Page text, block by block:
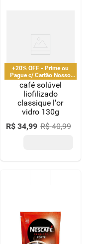
+20% OFF - Prime ou
Pague c/ Cartão Nosso
Pay
café solúvel
liofilizado
classique l'or
vidro 130g
R$ 34,99 R$ 40,99